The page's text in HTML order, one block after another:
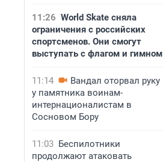
11:26 World Skate сняла
ограничения с российских
спортсменов. Они смогут
выступать с флагом и гимном
11:14
Вандал оторвал руку
у памятника воинам-
интернационалистам в
Сосновом Бору
11:03 Беспилотники
продолжают атаковать